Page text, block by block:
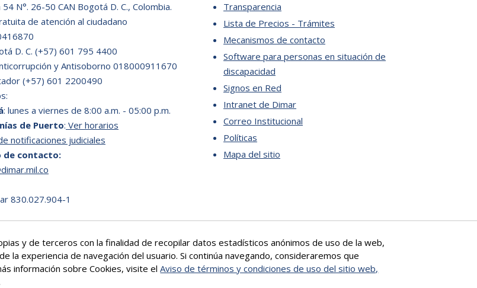
N°. 26-50 CAN Bogotá D. C., Colombia.
de atención al ciudadano
D. C. (+57) 601 795 4400
y Antisoborno 018000911670
(+57) 601 2200490
: lunes a viernes de 8:00 a.m. - 05:00 p.m.
de Puerto: Ver horarios
notificaciones judiciales
de contacto:
830.027.904-1
Transparencia
Lista de Precios - Trámites
Mecanismos de contacto
Software para personas en situación de
discapacidad
Signos en Red
Intranet de Dimar
Correo Institucional
Políticas
Mapa del sitio
y de terceros con la finalidad de recopilar datos estadísticos anónimos de uso de la web,
la experiencia de navegación del usuario. Si continúa navegando, consideraremos que
información sobre Cookies, visite elAviso de términos y condiciones de uso del sitio web,